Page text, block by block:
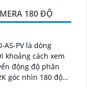
180 ĐỘ
AS-PV là dòng
khoảng cách xem
động độ phân
góc nhìn 180 độ